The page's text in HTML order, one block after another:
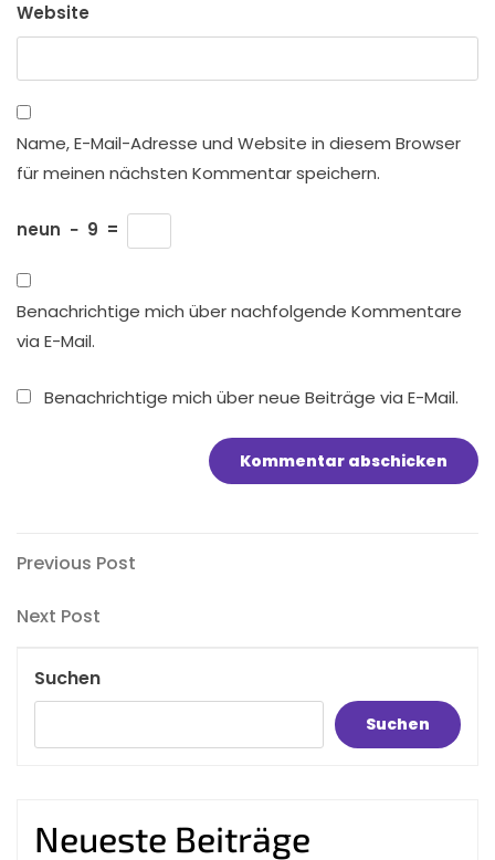
Website
Name, E-Mail-Adresse und Website in diesem Browser
für meinen nächsten Kommentar speichern.
neun − 9 =
Benachrichtige mich über nachfolgende Kommentare
via E-Mail.
Benachrichtige mich über neue Beiträge via E-Mail.
Beitragsnavigation
Previous
Previous Post
Next
Next Post
Suchen
Suchen
Neueste Beiträge